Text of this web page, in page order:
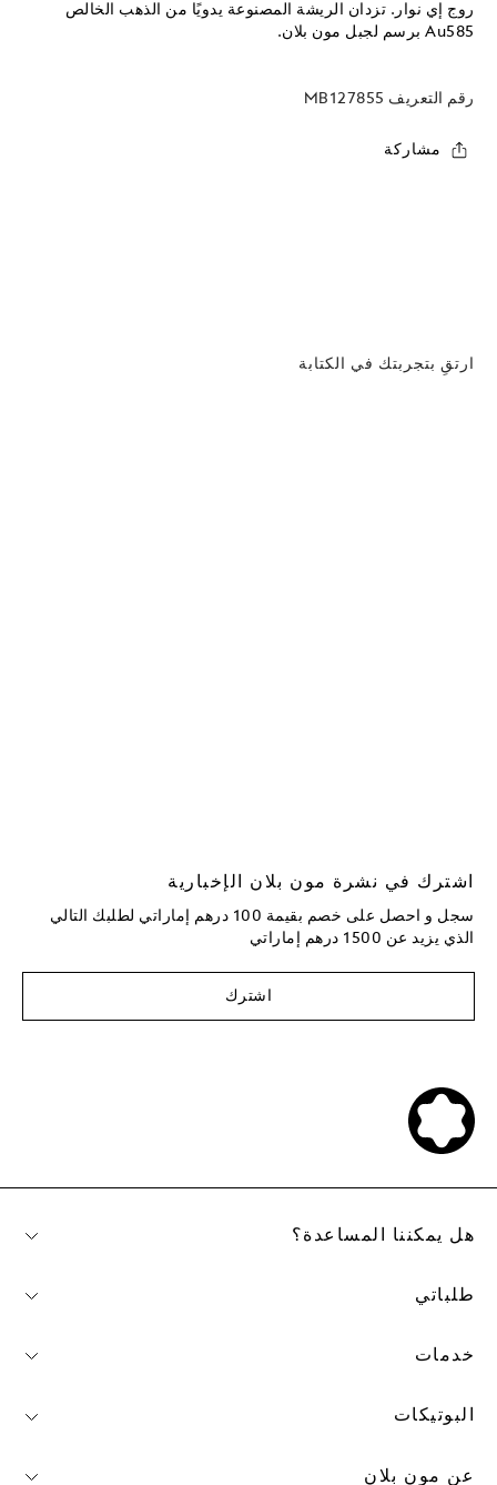
روج إي نوار. تزدان الريشة المصنوعة يدويًا من الذهب الخالص
Au585 برسم لجبل مون بلان.
رقم التعريف MB127855
مشاركة
ارتقِ بتجربتك في الكتابة
اشترك في نشرة مون بلان الإخبارية
سجل و احصل على خصم بقيمة 100 درهم إماراتي لطلبك التالي
الذي يزيد عن 1500 درهم إماراتي
اشترك
هل يمكننا المساعدة؟
طلباتي
خدمات
البوتيكات
عن مون بلان